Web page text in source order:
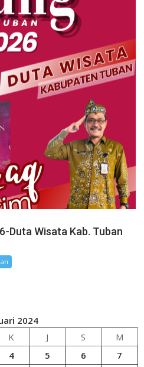
Duta Wisata Kab. Tuban
2024
K J S
M
4 5 6
7